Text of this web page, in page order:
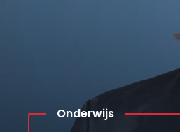
Onderwijs